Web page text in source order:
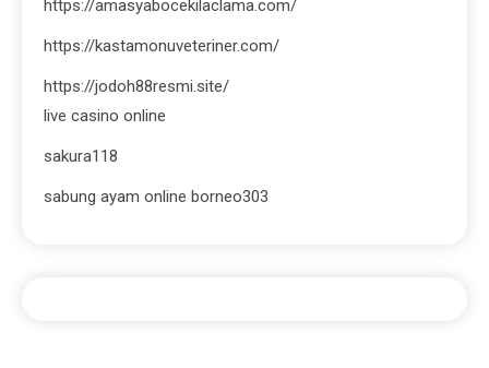
https://amasyabocekilaclama.com/
https://kastamonuveteriner.com/
https://jodoh88resmi.site/
live casino online
sakura118
sabung ayam online borneo303